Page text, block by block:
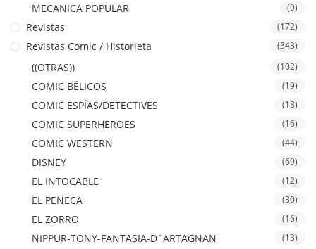
MECANICA POPULAR (9)
Revistas (172)
Revistas Comic / Historieta (343)
((OTRAS)) (102)
COMIC BÉLICOS (19)
COMIC ESPÍAS/DETECTIVES (18)
COMIC SUPERHEROES (16)
COMIC WESTERN (44)
DISNEY (69)
EL INTOCABLE (12)
EL PENECA (30)
EL ZORRO (16)
NIPPUR-TONY-FANTASIA-D´ARTAGNAN (13)